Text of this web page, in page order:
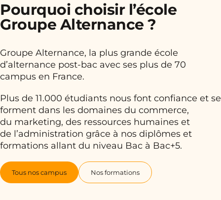
Pourquoi choisir l’école
Groupe Alternance ?
Groupe Alternance, la plus grande école
d’alternance post-bac avec ses plus de 70
campus en France.
Plus de 11.000 étudiants nous font confiance et se
forment dans les domaines du commerce,
du marketing, des ressources humaines et
de l’administration grâce à nos diplômes et
formations allant du niveau Bac à Bac+5.
Tous nos campus Nos formations